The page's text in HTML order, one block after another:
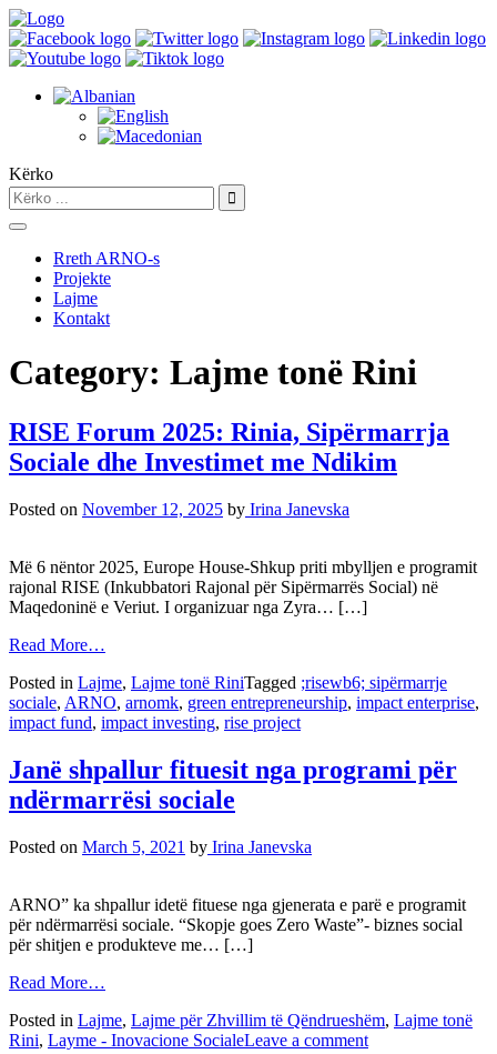
Kërko
Rreth ARNO-s
Projekte
Lajme
Kontakt
Category: Lajme tonë Rini
RISE Forum 2025: Rinia, Sipërmarrja
Sociale dhe Investimet me Ndikim
Posted on November 12, 2025 by Irina Janevska
Më 6 nëntor 2025, Europe House-Shkup priti mbylljen e programit
rajonal RISE (Inkubbatori Rajonal për Sipërmarrës Social) në
Maqedoninë e Veriut. I organizuar nga Zyra… […]
Read More…
Posted in Lajme, Lajme tonë RiniTagged ;risewb6; sipërmarrje
sociale, ARNO, arnomk, green entrepreneurship, impact enterprise,
impact fund, impact investing, rise project
Janë shpallur fituesit nga programi për
ndërmarrësi sociale
Posted on March 5, 2021 by Irina Janevska
ARNO” ka shpallur idetë fituese nga gjenerata e parë e programit
për ndërmarrësi sociale. “Skopje goes Zero Waste”- biznes social
për shitjen e produkteve me… […]
Read More…
Posted in Lajme, Lajme për Zhvillim të Qëndrueshëm, Lajme tonë
Rini, Layme - Inovacione SocialeLeave a comment